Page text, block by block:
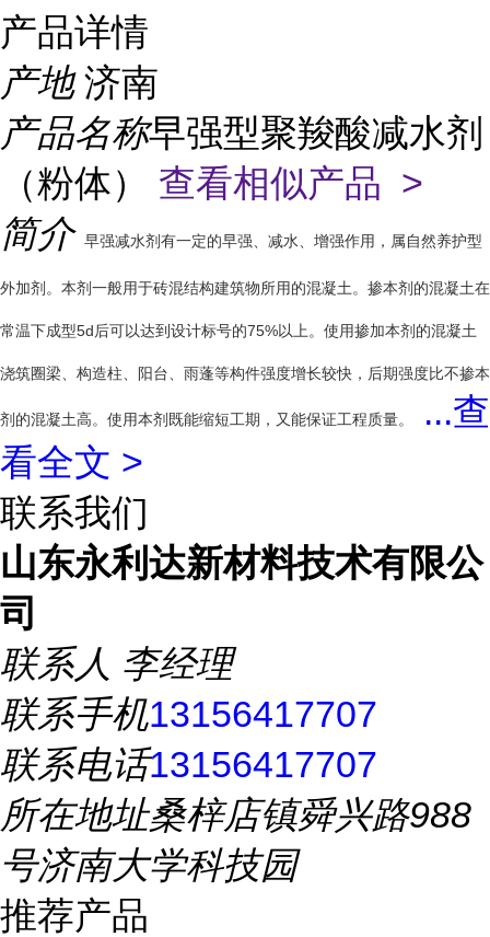
产品详情
产地 济南
产品名称早强型聚羧酸减水剂
（粉体） 查看相似产品 >
简介 早强减水剂有一定的早强、减水、增强作用，属自然养护型
外加剂。本剂一般用于砖混结构建筑物所用的混凝土。掺本剂的混凝土在
常温下成型5d后可以达到设计标号的75%以上。使用掺加本剂的混凝土
浇筑圈梁、构造柱、阳台、雨蓬等构件强度增长较快，后期强度比不掺本
剂的混凝土高。使用本剂既能缩短工期，又能保证工程质量。 ...查
看全文 >
联系我们
山东永利达新材料技术有限公
司
联系人 李经理
联系手机13156417707
联系电话13156417707
所在地址桑梓店镇舜兴路988
号济南大学科技园
推荐产品